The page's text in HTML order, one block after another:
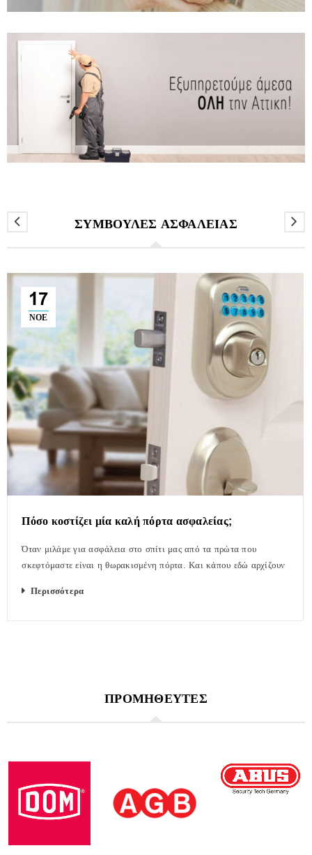
ΣΥΜΒΟΥΛΕΣ ΑΣΦΑΛΕΙΑΣ
17
ΝΟΈ
Πόσο κοστίζει μία καλή πόρτα ασφαλείας;
Όταν μιλάμε για ασφάλεια στο σπίτι μας από τα πρώτα που
σκεφτόμαστε είναι η θωρακισμένη πόρτα. Και κάπου εδώ αρχίζουν
Περισσότερα
ΠΡΟΜΗΘΕΥΤΕΣ